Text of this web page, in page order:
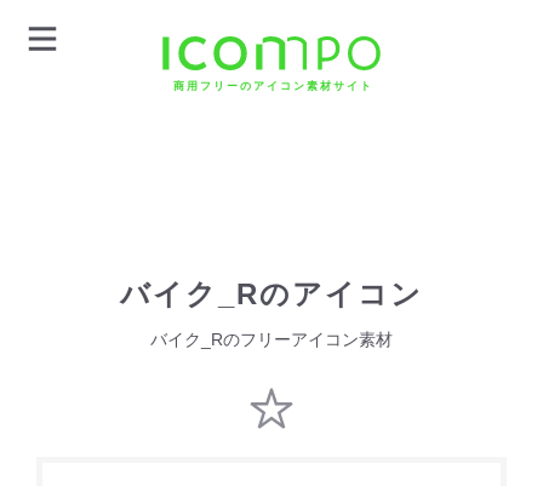
商用フリーのアイコン素材サイト
バイク_Rのアイコン
バイク_Rのフリーアイコン素材